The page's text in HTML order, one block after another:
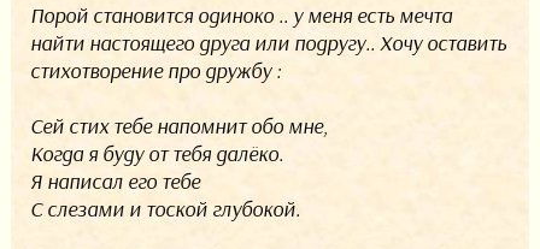
Порой становится одиноко .. у меня есть мечта
найти настоящего друга или подругу.. Хочу оставить
стихотворение про дружбу :
Сей стих тебе напомнит обо мне,
Когда я буду от тебя далёко.
Я написал его тебе
С слезами и тоской глубокой.